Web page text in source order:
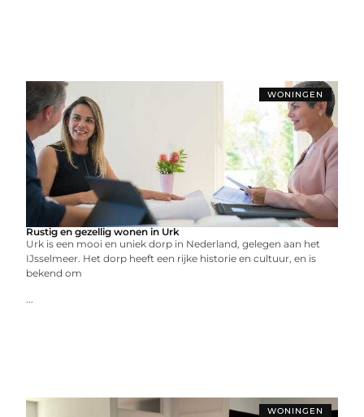
WONINGEN
Rustig en gezellig wonen in Urk
Urk is een mooi en uniek dorp in Nederland, gelegen aan het
IJsselmeer. Het dorp heeft een rijke historie en cultuur, en is
bekend om
...
WONINGEN